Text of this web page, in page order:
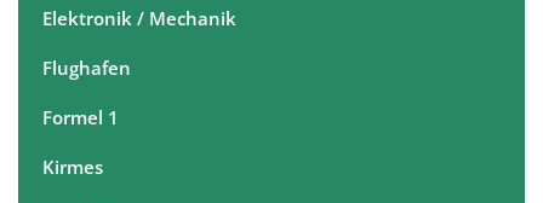
Elektronik / Mechanik
Flughafen
Formel 1
Kirmes